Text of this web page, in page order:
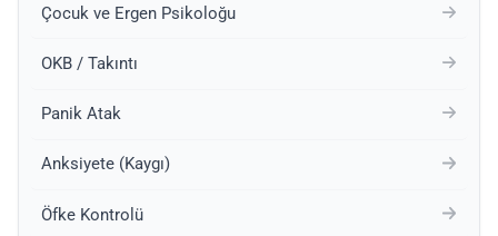
Çocuk ve Ergen Psikoloğu
OKB / Takıntı
Panik Atak
Anksiyete (Kaygı)
Öfke Kontrolü